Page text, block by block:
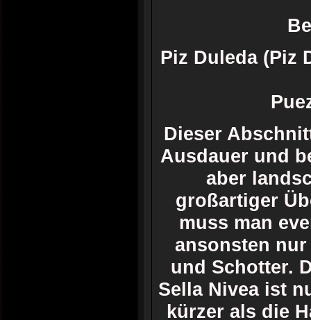
Piz Duleda (Piz
Dieser
Ausdauer und
aber
großartiger
muss man
ansonsten
und Schotter.
Sella Nivea ist
kürzer als die